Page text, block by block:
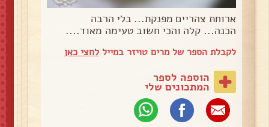
ארוחת צהריים מפנקת... בלי הרבה
הכנה... קלה והכי חשוב טעימה מאוד....
לקבלת הספר של מרים טויזר במייללחצי כאן
הוספה לספר
המתכונים שלי